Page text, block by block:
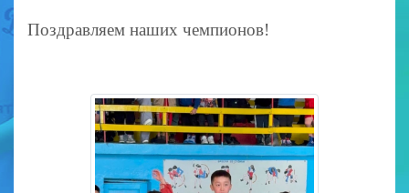
Поздравляем наших чемпионов!